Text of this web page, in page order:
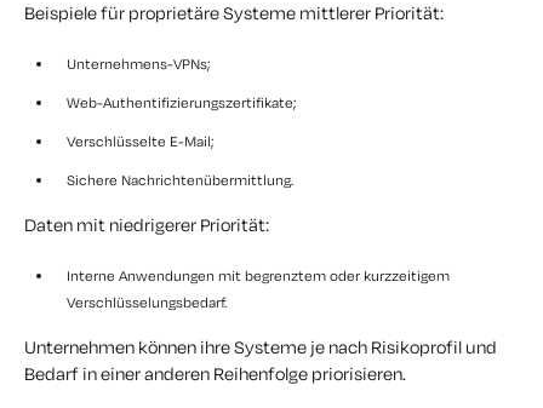
Beispiele für proprietäre Systeme mittlerer Priorität:
Unternehmens-VPNs;
Web-Authentifizierungszertifikate;
Verschlüsselte E-Mail;
Sichere Nachrichtenübermittlung.
Daten mit niedrigerer Priorität:
Interne Anwendungen mit begrenztem oder kurzzeitigem
Verschlüsselungsbedarf.
Unternehmen können ihre Systeme je nach Risikoprofil und
Bedarf in einer anderen Reihenfolge priorisieren.